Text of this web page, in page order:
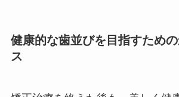
健康的な歯並びを目指すため
ス